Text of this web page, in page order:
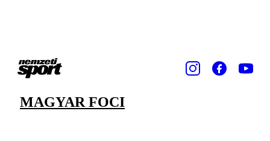
MAGYAR FOCI